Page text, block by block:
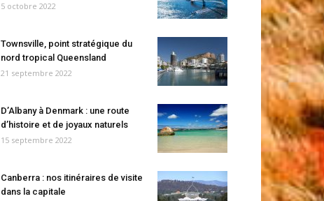
5 octobre 2022
Townsville, point stratégique du
nord tropical Queensland
21 septembre 2022
D’Albany à Denmark : une route
d’histoire et de joyaux naturels
15 septembre 2022
Canberra : nos itinéraires de visite
dans la capitale